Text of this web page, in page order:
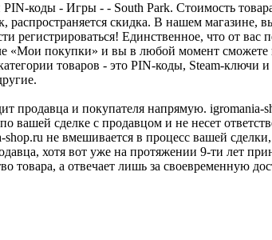
коды - Игры - - South Park. Стоимость
скидка. В нашем магазине,
Единственное, что от вас
«Мои покупки» и вы в любой момент
товаров - это PIN-коды, Steam-
продавца и покупателя напрямую.
вашей сделке с продавцом и не несет
не вмешивается в процесс вашей
хотя вот уже на протяжении 9-ти лет
товара, а отвечает лишь за своевременную